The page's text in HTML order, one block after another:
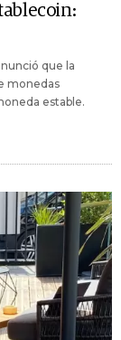
que la
monedas
estable.